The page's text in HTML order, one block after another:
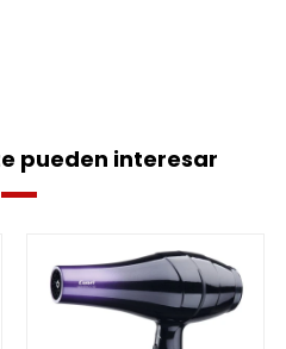
pueden interesar